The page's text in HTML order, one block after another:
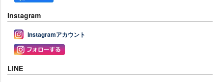
Instagram
Instagramアカウント
LINE